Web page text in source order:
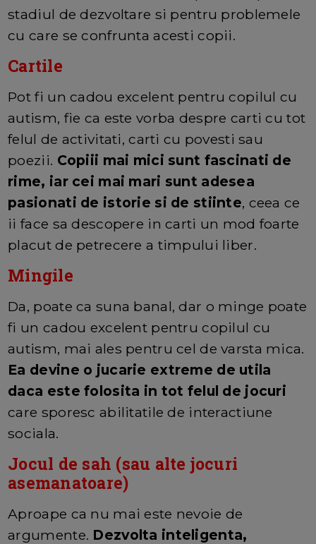
stadiul de dezvoltare si pentru problemele
cu care se confrunta acesti copii.
Cartile
Pot fi un cadou excelent pentru copilul cu
autism, fie ca este vorba despre carti cu tot
felul de activitati, carti cu povesti sau
poezii. Copiii mai mici sunt fascinati de
rime, iar cei mai mari sunt adesea
pasionati de istorie si de stiinte, ceea ce
ii face sa descopere in carti un mod foarte
placut de petrecere a timpului liber.
Mingile
Da, poate ca suna banal, dar o minge poate
fi un cadou excelent pentru copilul cu
autism, mai ales pentru cel de varsta mica.
Ea devine o jucarie extreme de utila
daca este folosita in tot felul de jocuri
care sporesc abilitatile de interactiune
sociala.
Jocul de sah (sau alte jocuri
asemanatoare)
Aproape ca nu mai este nevoie de
argumente. Dezvolta inteligenta,